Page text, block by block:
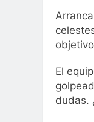
El
dudas.